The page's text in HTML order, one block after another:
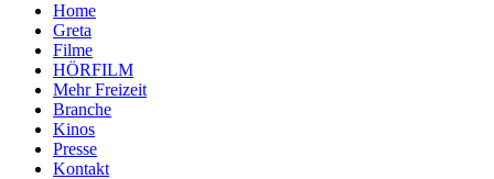
Home
Greta
Filme
HÖRFILM
Mehr Freizeit
Branche
Kinos
Presse
Kontakt